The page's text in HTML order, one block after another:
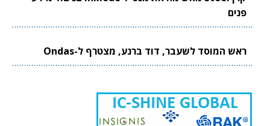
פנים
ראש המוסד לשעבר, דוד ברנע, מצטרף ל-Ondas